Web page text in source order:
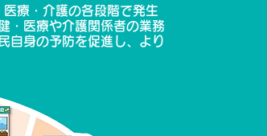
療・介護の各段階で発生
・医療や介護関係者の業務
自身の予防を促進し、より